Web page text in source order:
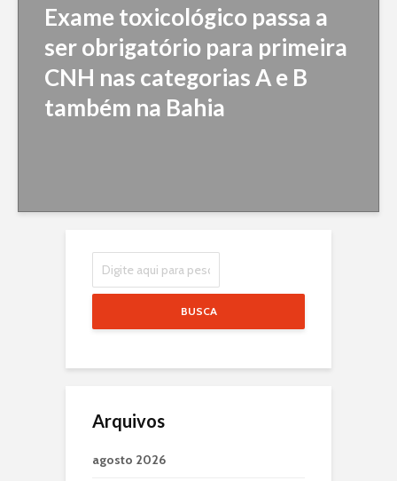
Exame toxicológico passa a
ser obrigatório para primeira
CNH nas categorias A e B
também na Bahia
BUSCA
Arquivos
agosto 2026